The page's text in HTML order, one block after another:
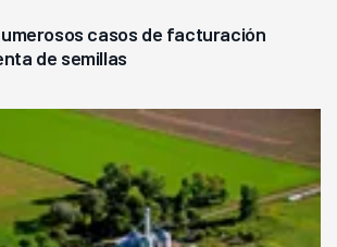
casos de facturación
de semillas